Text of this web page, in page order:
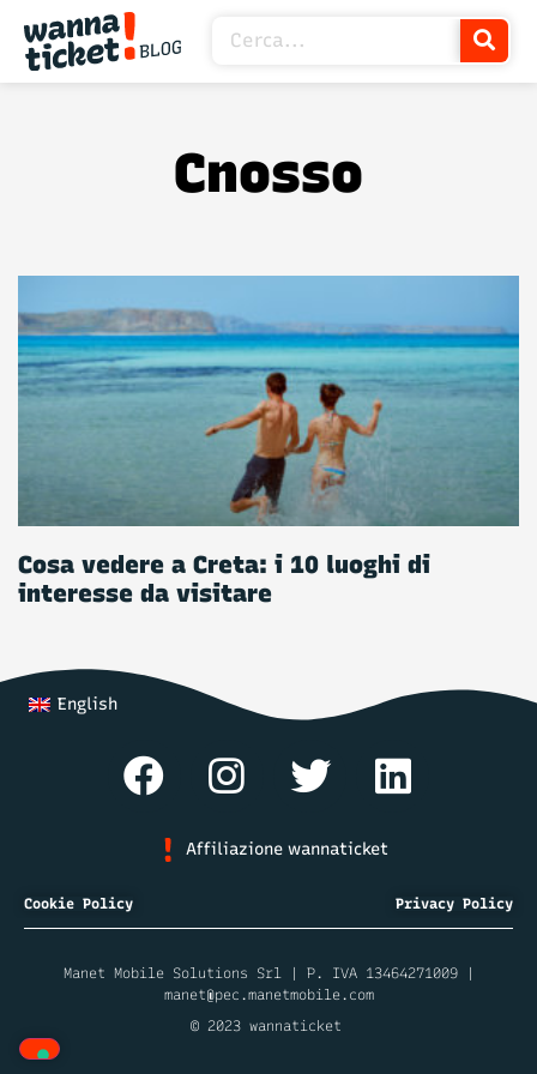
Cnosso
Cosa vedere a Creta: i 10 luoghi di
interesse da visitare
English
Affiliazione wannaticket
Cookie Policy Privacy Policy
Manet Mobile Solutions Srl | P. IVA 13464271009 |
manet@pec.manetmobile.com
© 2023 wannaticket